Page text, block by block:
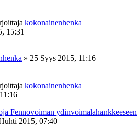
kokonainenhenka
15:31
» 25 Syys 2015, 11:16
kokonainenhenka
Fennovoiman ydinvoimalahankkeeseen
2015, 07:40